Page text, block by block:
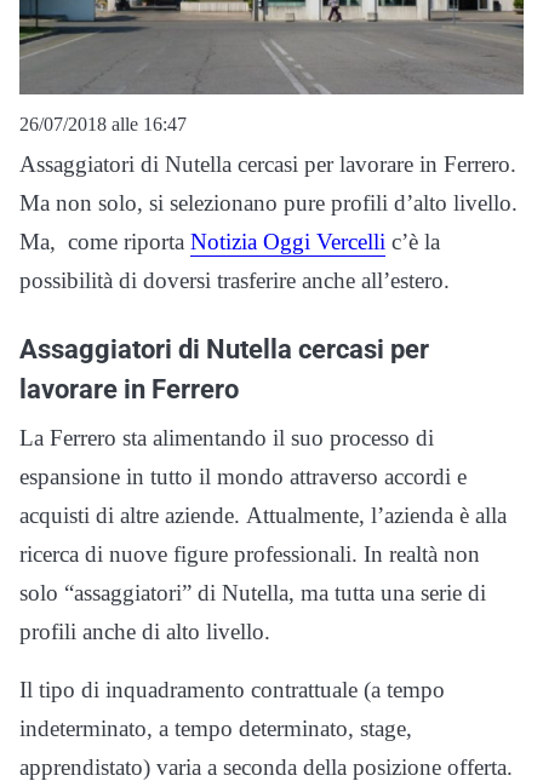
26/07/2018 alle 16:47
Assaggiatori di Nutella cercasi per lavorare in Ferrero.
Ma non solo, si selezionano pure profili d’alto livello.
Ma, come riporta Notizia Oggi Vercelli c’è la
possibilità di doversi trasferire anche all’estero.
Assaggiatori di Nutella cercasi per
lavorare in Ferrero
La Ferrero sta alimentando il suo processo di
espansione in tutto il mondo attraverso accordi e
acquisti di altre aziende. Attualmente, l’azienda è alla
ricerca di nuove figure professionali. In realtà non
solo “assaggiatori” di Nutella, ma tutta una serie di
profili anche di alto livello.
Il tipo di inquadramento contrattuale (a tempo
indeterminato, a tempo determinato, stage,
apprendistato) varia a seconda della posizione offerta.